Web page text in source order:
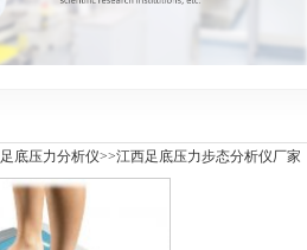
足底压力分析仪>>江西足底压力步态分析仪厂家